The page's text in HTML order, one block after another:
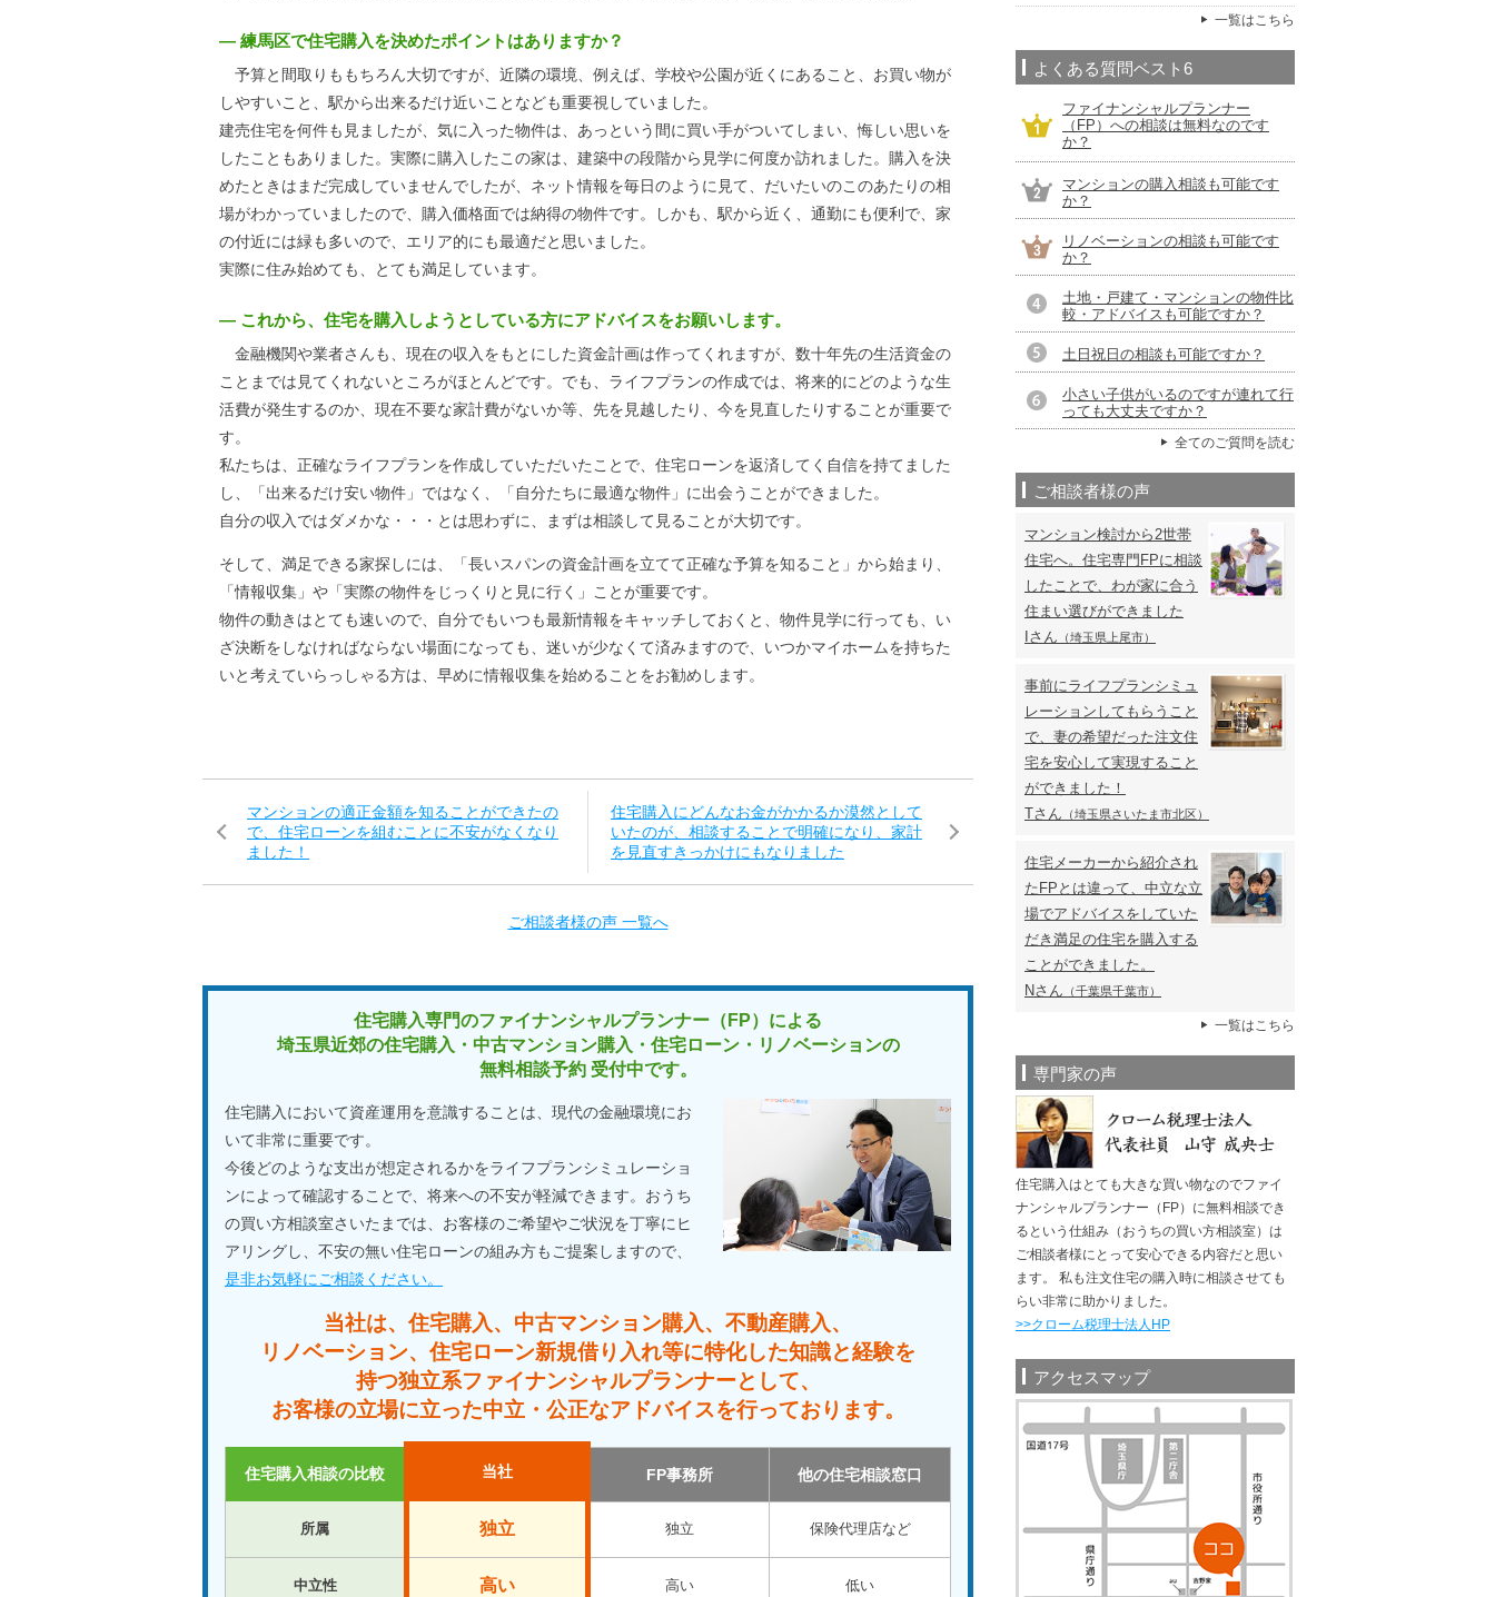
― 練馬区で住宅購入を決めたポイントはありますか？
予算と間取りももちろん大切ですが、近隣の環境、例えば、学校や公園が近くにあること、お買い物が
しやすいこと、駅から出来るだけ近いことなども重要視していました。
建売住宅を何件も見ましたが、気に入った物件は、あっという間に買い手がついてしまい、悔しい思いを
したこともありました。実際に購入したこの家は、建築中の段階から見学に何度か訪れました。購入を決
めたときはまだ完成していませんでしたが、ネット情報を毎日のように見て、だいたいのこのあたりの相
場がわかっていましたので、購入価格面では納得の物件です。しかも、駅から近く、通勤にも便利で、家
の付近には緑も多いので、エリア的にも最適だと思いました。
実際に住み始めても、とても満足しています。
― これから、住宅を購入しようとしている方にアドバイスをお願いします。
金融機関や業者さんも、現在の収入をもとにした資金計画は作ってくれますが、数十年先の生活資金の
ことまでは見てくれないところがほとんどです。でも、ライフプランの作成では、将来的にどのような生
活費が発生するのか、現在不要な家計費がないか等、先を見越したり、今を見直したりすることが重要で
す。
私たちは、正確なライフプランを作成していただいたことで、住宅ローンを返済してく自信を持てました
し、「出来るだけ安い物件」ではなく、「自分たちに最適な物件」に出会うことができました。
自分の収入ではダメかな・・・とは思わずに、まずは相談して見ることが大切です。
そして、満足できる家探しには、「長いスパンの資金計画を立てて正確な予算を知ること」から始まり、
「情報収集」や「実際の物件をじっくりと見に行く」ことが重要です。
物件の動きはとても速いので、自分でもいつも最新情報をキャッチしておくと、物件見学に行っても、い
ざ決断をしなければならない場面になっても、迷いが少なくて済みますので、いつかマイホームを持ちた
いと考えていらっしゃる方は、早めに情報収集を始めることをお勧めします。
マンションの適正金額を知ることができたの
で、住宅ローンを組むことに不安がなくなり
ました！
住宅購入にどんなお金がかかるか漠然として
いたのが、相談することで明確になり、家計
を見直すきっかけにもなりました
ご相談者様の声 一覧へ
住宅購入専門のファイナンシャルプランナー（FP）による
埼玉県近郊の住宅購入・中古マンション購入・住宅ローン・リノベーションの
無料相談予約 受付中です。
住宅購入において資産運用を意識することは、現代の金融環境にお
いて非常に重要です。
今後どのような支出が想定されるかをライフプランシミュレーショ
ンによって確認することで、将来への不安が軽減できます。おうち
の買い方相談室さいたまでは、お客様のご希望やご状況を丁寧にヒ
アリングし、不安の無い住宅ローンの組み方もご提案しますので、
是非お気軽にご相談ください。
当社は、住宅購入、中古マンション購入、不動産購入、
リノベーション、住宅ローン新規借り入れ等に特化した知識と経験を
持つ独立系ファイナンシャルプランナーとして、
お客様の立場に立った中立・公正なアドバイスを行っております。
住宅購入相談の比較 当社 FP事務所 他の住宅相談窓口
所属 独立 独立 保険代理店など
中立性 高い 高い 低い
一覧はこちら
よくある質問ベスト6
ファイナンシャルプランナー
（FP）への相談は無料なのです
か？
マンションの購入相談も可能です
か？
リノベーションの相談も可能です
か？
土地・戸建て・マンションの物件比
較・アドバイスも可能ですか？
土日祝日の相談も可能ですか？
小さい子供がいるのですが連れて行
っても大丈夫ですか？
全てのご質問を読む
ご相談者様の声
マンション検討から2世帯
住宅へ。住宅専門FPに相談
したことで、わが家に合う
住まい選びができました
Iさん （埼玉県上尾市）
事前にライフプランシミュ
レーションしてもらうこと
で、妻の希望だった注文住
宅を安心して実現すること
ができました！
Tさん （埼玉県さいたま市北区）
住宅メーカーから紹介され
たFPとは違って、中立な立
場でアドバイスをしていた
だき満足の住宅を購入する
ことができました。
Nさん （千葉県千葉市）
一覧はこちら
専門家の声
住宅購入はとても大きな買い物なのでファイ
ナンシャルプランナー（FP）に無料相談でき
るという仕組み（おうちの買い方相談室）は
ご相談者様にとって安心できる内容だと思い
ます。 私も注文住宅の購入時に相談させても
らい非常に助かりました。
>>クローム税理士法人HP
アクセスマップ